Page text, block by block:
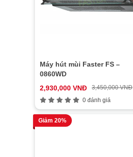
Máy hút mùi Faster FS –
0860WD
2,930,000 VNĐ
3,450,000 VNĐ
0 đánh giá
Giảm 20%